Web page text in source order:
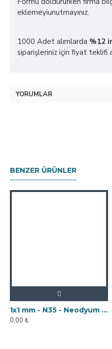
eklemeyiunutmayınız.
1000 Adet alımlarda %12
siparişleriniz için fiyat teklifi
YORUMLAR
BENZER ÜRÜNLER
1x1 mm - N35 - Neodyum Mıknatıs
0,00 ₺